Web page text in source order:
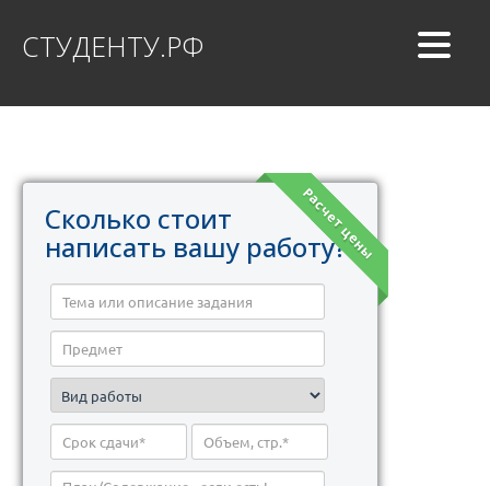
СТУДЕНТУ.РФ
Расчет цены
Сколько стоит
написать вашу работу?